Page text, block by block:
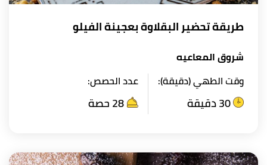
طريقة تحضير البقلاوة بعجينة الفيلو
شروق المعاعيه
وقت الطهي (دقيقة):
30 دقيقة
عدد الحصص:
28 حصة